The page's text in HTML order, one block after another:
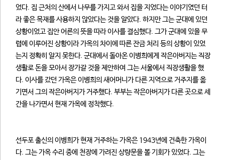
었다. 집 근처의 산에서 나무를 가지고 와서 집을 지었다는 이야기였던 터
라 좋은 목재를 사용하지 않았다는 것을 알았다. 하지만 그는 군대에 있던
상황이었고 집안 어른의 뜻을 따라 이사를 결심했다. 그가 군대에 있을 무
렵에 이루어진 상황이라 가옥의 차이에 따른 잔금 처리 등의 상황이 있었
는지 정확히 알지 못한다. 군대에서 돌아온 이병희에게 작은아버지는 직장
생활로 돈을 모아서 장가갈 것을 제안하여 그는 서울에서 직장생활을 했
다. 이사를 갔던 가옥은 이병희의 새어머니가 다른 지역으로 거주지를 옮
기면서 그의 작은아버지가 거주했다. 부부는 작은아버지가 다른 곳으로 세
간을 나가면서 현재 가옥에 정착했다.
선두포 출신의 이병희가 현재 거주하는 가옥은 1943년에 건축한 가옥이
다. 그는 가옥 수리 중에 천장에 가려진 상량문을 볼 기회가 있었다. 그는